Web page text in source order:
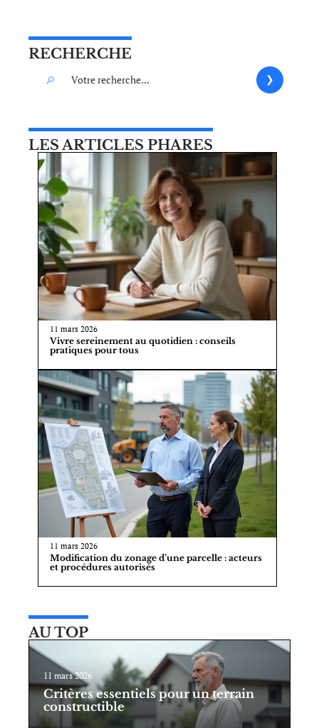
RECHERCHE
LES ARTICLES PHARES
11 mars 2026
Vivre sereinement au quotidien : conseils
pratiques pour tous
11 mars 2026
Modification du zonage d’une parcelle : acteurs
et procédures autorisés
AU TOP
11 mars 2026
Critères essentiels pour un terrain
constructible